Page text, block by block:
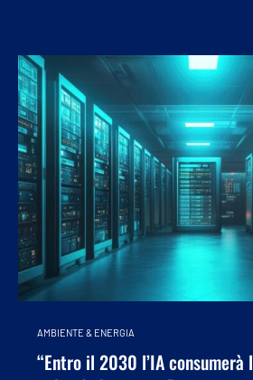
AMBIENTE & ENERGIA
“Entro il 2030 l’IA consumerà